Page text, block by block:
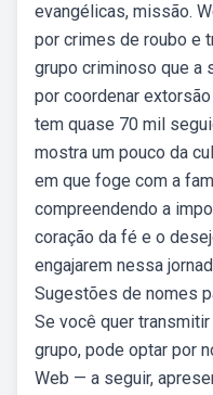
evangélicas, missão.
por crimes de roubo e
grupo criminoso que a
por coordenar
tem quase 70 mil
mostra um pouco da
em que foge com a
compreendendo a
coração da fé e o
engajarem nessa
Sugestões de nomes
Se você quer
grupo, pode optar por
Web — a seguir,